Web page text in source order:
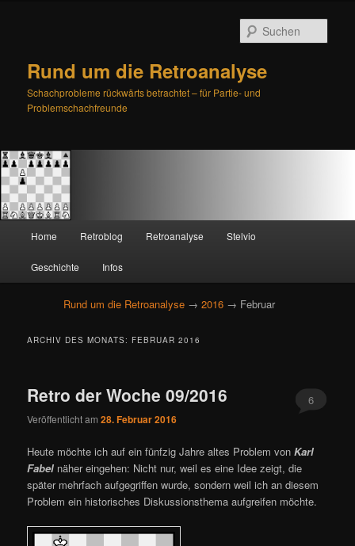
Rund um die Retroanalyse
Schachprobleme rückwärts betrachtet – für Partie- und
Problemschachfreunde
Zum
primären
Inhalt
springen
Zum
sekundären
Inhalt
springen
Home Retroblog Retroanalyse Stelvio
Geschichte Infos
Rund um die Retroanalyse → 2016 → Februar
ARCHIV DES MONATS: FEBRUAR 2016
Retro der Woche 09/2016
Veröffentlicht am28. Februar 2016
6
Heute möchte ich auf ein fünfzig Jahre altes Problem vonKarl
Fabel näher eingehen: Nicht nur, weil es eine Idee zeigt, die
später mehrfach aufgegriffen wurde, sondern weil ich an diesem
Problem ein historisches Diskussionsthema aufgreifen möchte.